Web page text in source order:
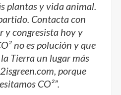
plantas y vida animal.
Contacta con
y congresista hoy y
no es polución y que
Tierra un lugar más
porque
CO²”.